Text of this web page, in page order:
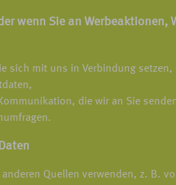
wenn Sie an
sich mit uns in Verbindung
die wir an Sie
Quellen verwenden, z. B.